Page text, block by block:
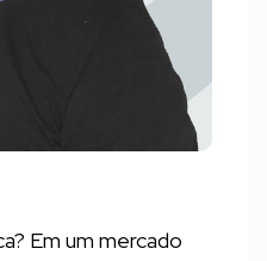
Em um mercado